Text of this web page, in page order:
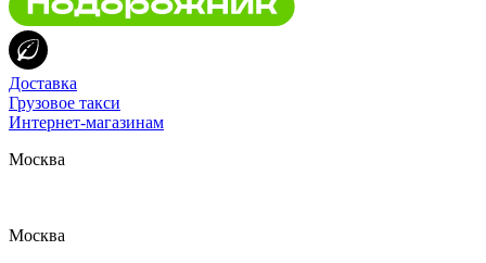
Доставка
Грузовое такси
Интернет-магазинам
Москва
Москва